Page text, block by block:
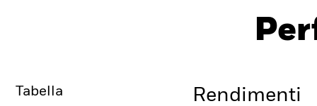
Tabella Rendimenti